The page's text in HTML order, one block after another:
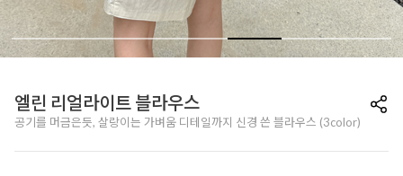
엘린 리얼라이트 블라우스
공기를 머금은듯, 살랑이는 가벼움 디테일까지 신경 쓴 블라우스 (3color)